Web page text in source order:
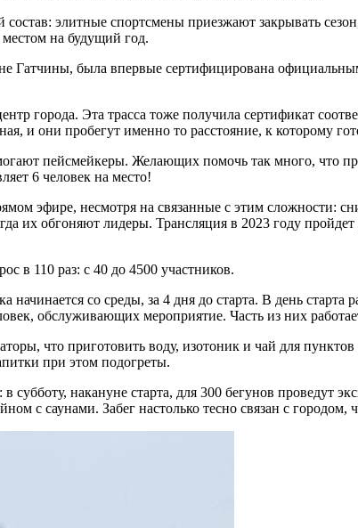
элитные спортсмены приезжают закрывать
на будущий год.
Гатчины, была впервые сертифицирована
города. Эта трасса тоже получила сертификат
и они пробегут именно то расстояние, к которому
пейсмейкеры. Желающих помочь так много, что
6 человек на место!
эфире, несмотря на связанные с этим сложности:
их обгоняют лидеры. Трансляция в 2023 году
в 110 раз: с 40 до 4500 участников.
со среды, за 4 дня до старта. В день
обслуживающих мероприятие. Часть из них
что приготовить воду, изотоник и чай для
при этом подогреты.
субботу, накануне старта, для 300 бегунов
с саунами. Забег настолько тесно связан с